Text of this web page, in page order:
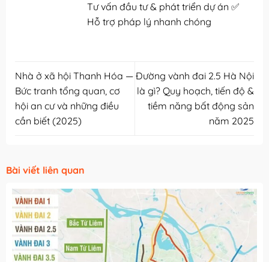
Tư vấn đầu tư & phát triển dự án ✅
Hỗ trợ pháp lý nhanh chóng
Nhà ở xã hội Thanh Hóa —
Bức tranh tổng quan, cơ
hội an cư và những điều
cần biết (2025)
Đường vành đai 2.5 Hà Nội
là gì? Quy hoạch, tiến độ &
tiềm năng bất động sản
năm 2025
Bài viết liên quan